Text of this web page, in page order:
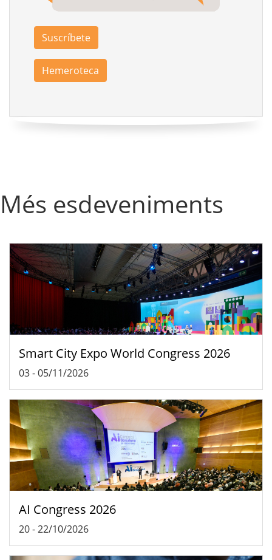
Suscríbete
Hemeroteca
Més esdeveniments
Smart City Expo World Congress 2026
03-05/11/2026
AI Congress 2026
20-22/10/2026